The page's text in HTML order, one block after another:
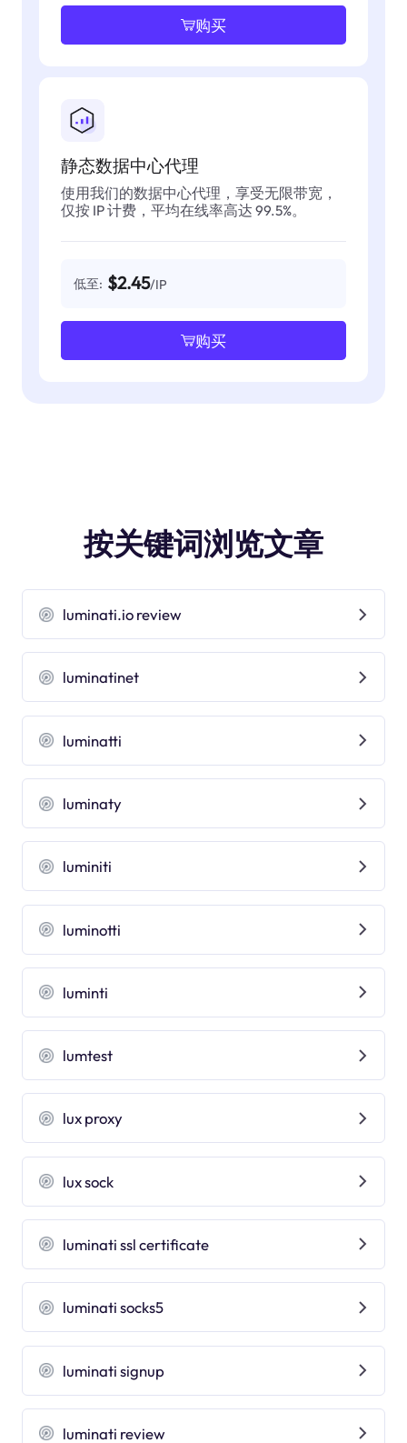
购买
静态数据中心代理
使用我们的数据中心代理，享受无限带宽，
仅按 IP 计费，平均在线率高达 99.5%。
低至: $2.45/IP
购买
按关键词浏览文章
luminati.io review
luminatinet
luminatti
luminaty
luminiti
luminotti
luminti
lumtest
lux proxy
lux sock
luminati ssl certificate
luminati socks5
luminati signup
luminati review